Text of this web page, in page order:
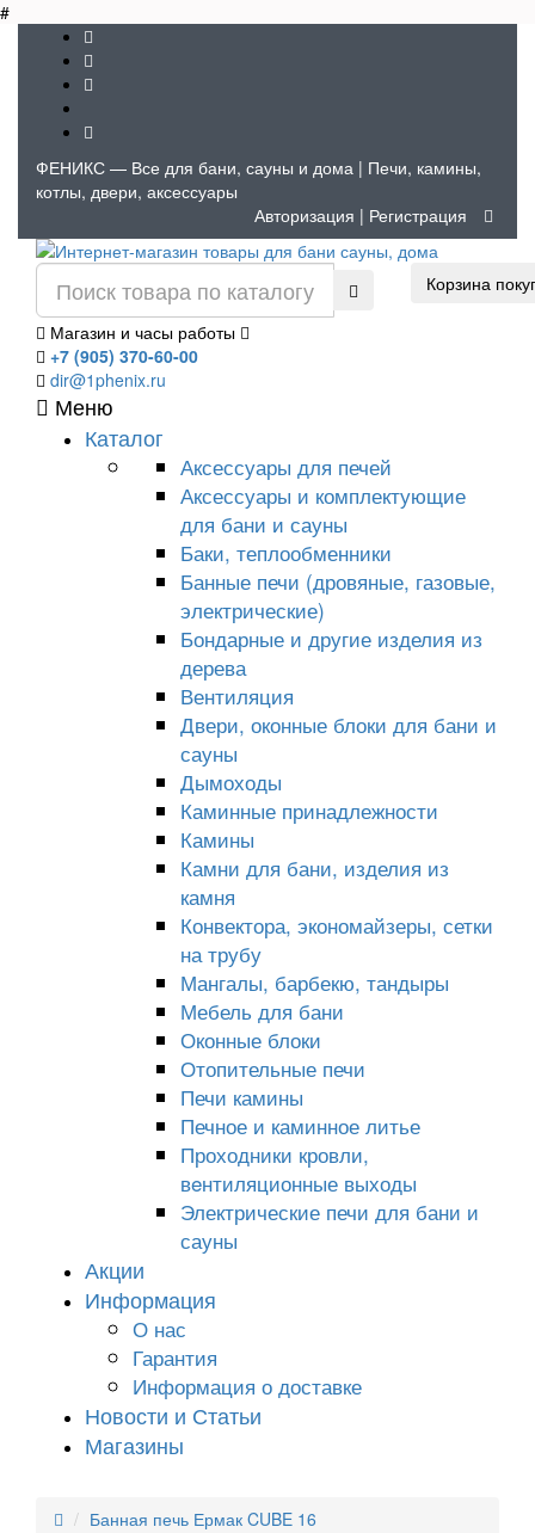
#
ФЕНИКС — Все для бани, сауны и дома | Печи, камины,
котлы, двери, аксессуары
Авторизация | Регистрация
Магазин и часы работы
+7 (905) 370-60-00
dir@1phenix.ru
Корзина
Меню
Каталог
Аксессуары для печей
Аксессуары и комплектующие
для бани и сауны
Баки, теплообменники
Банные печи (дровяные, газовые,
электрические)
Бондарные и другие изделия из
дерева
Вентиляция
Двери, оконные блоки для бани и
сауны
Дымоходы
Каминные принадлежности
Камины
Камни для бани, изделия из
камня
Конвектора, экономайзеры, сетки
на трубу
Мангалы, барбекю, тандыры
Мебель для бани
Оконные блоки
Отопительные печи
Печи камины
Печное и каминное литье
Проходники кровли,
вeнтиляционные выходы
Электрические печи для бани и
сауны
Акции
Информация
О нас
Гарантия
Информация о доставке
Новости и Статьи
Магазины
Банная печь Ермак CUBE 16